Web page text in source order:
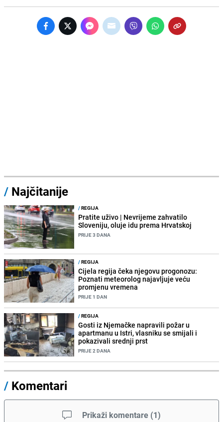
/ Najčitanije
/REGIJA
Pratite uživo | Nevrijeme zahvatilo
Sloveniju, oluje idu prema Hrvatskoj
PRIJE 3 DANA
/REGIJA
Cijela regija čeka njegovu progonozu:
Poznati meteorolog najavljuje veću
promjenu vremena
PRIJE 1 DAN
/REGIJA
Gosti iz Njemačke napravili požar u
apartmanu u Istri, vlasniku se smijali i
pokazivali srednji prst
PRIJE 2 DANA
/ Komentari
Prikaži komentare (1)